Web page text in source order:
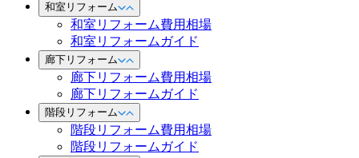
和室リフォーム
和室リフォーム費用相場
和室リフォームガイド
廊下リフォーム
廊下リフォーム費用相場
廊下リフォームガイド
階段リフォーム
階段リフォーム費用相場
階段リフォームガイド